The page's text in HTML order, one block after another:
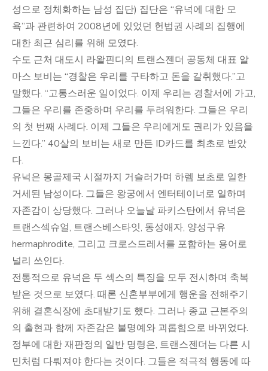
성으로 정체화하는 남성 집단) 집단은 “유넉에 대한 모
욕”과 관련하여 2008년에 있었던 헌법권 사례의 집행에
대한 최근 심리를 위해 모였다.
수도 근처 대도시 라왈핀디의 트랜스젠더 공동체 대표 알
마스 보비는 “경찰은 우리를 구타하고 돈을 갈취했다.”고
말했다. “고통스러운 일이었다. 이제 우리는 경찰서에 가고,
그들은 우리를 존중하며 우리를 두려워한다. 그들은 우리
의 첫 번째 사례다. 이제 그들은 우리에게도 권리가 있음을
느낀다.” 40살의 보비는 새로 만든 ID카드를 최초로 받았
다.
유넉은 몽골제국 시절까지 거슬러가며 하렘 보초로 일한
거세된 남성이다. 그들은 왕궁에서 엔터테이너로 일하며
자존감이 상당했다. 그러나 오늘날 파키스탄에서 유넉은
트랜스섹슈얼, 트랜스베스타잇, 동성애자, 양성구유
hermaphrodite, 그리고 크로스드레서를 포함하는 용어로
널리 쓰인다.
전통적으로 유넉은 두 섹스의 특징을 모두 전시하며 축복
받은 것으로 보였다. 때론 신혼부부에게 행운을 전해주기
위해 결혼식장에 초대받기도 했다. 그러나 종교 근본주의
의 출현과 함께 자존감은 불명예와 괴롭힘으로 바뀌었다.
정부에 대한 재판정의 일반 명령은, 트랜스젠더는 다른 시
민처럼 다뤄져야 한다는 것이다. 그들은 적극적 행동에 따